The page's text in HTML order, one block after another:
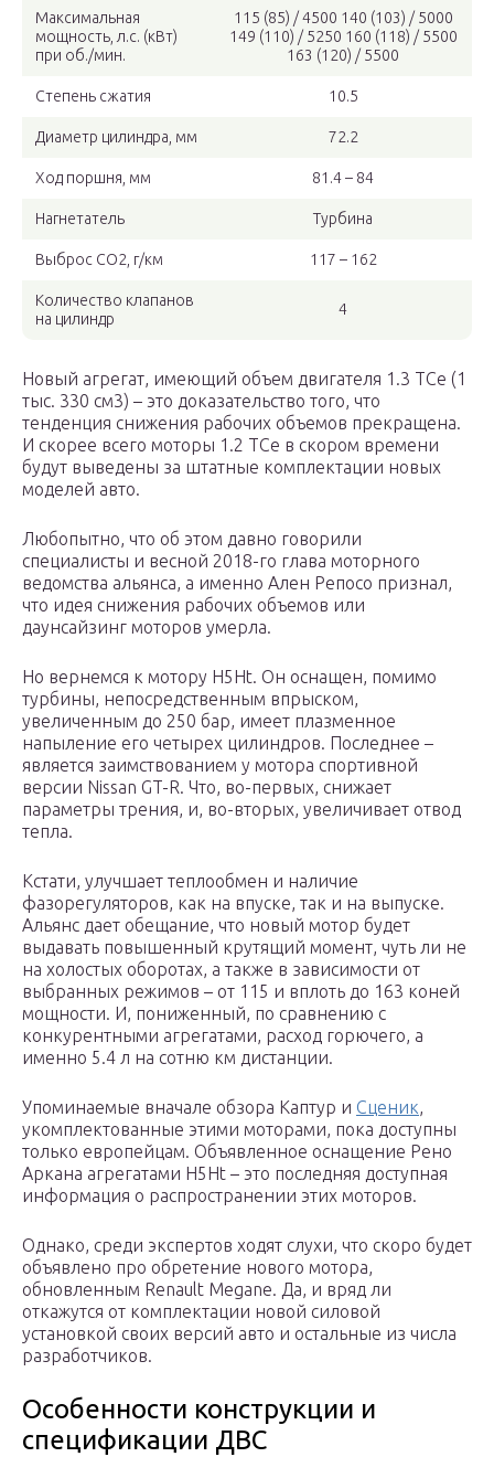
Максимальная
мощность, л.с. (кВт)
при об./мин.
115 (85) / 4500 140 (103) / 5000
149 (110) / 5250 160 (118) / 5500
163 (120) / 5500
Степень сжатия 10.5
Диаметр цилиндра, мм 72.2
Ход поршня, мм 81.4 – 84
Нагнетатель Турбина
Выброс CO2, г/км 117 – 162
Количество клапанов
на цилиндр
4
Новый агрегат, имеющий объем двигателя 1.3 TCe (1
тыс. 330 см3) – это доказательство того, что
тенденция снижения рабочих объемов прекращена.
И скорее всего моторы 1.2 TCe в скором времени
будут выведены за штатные комплектации новых
моделей авто.
Любопытно, что об этом давно говорили
специалисты и весной 2018-го глава моторного
ведомства альянса, а именно Ален Репосо признал,
что идея снижения рабочих объемов или
даунсайзинг моторов умерла.
Но вернемся к мотору H5Ht. Он оснащен, помимо
турбины, непосредственным впрыском,
увеличенным до 250 бар, имеет плазменное
напыление его четырех цилиндров. Последнее –
является заимствованием у мотора спортивной
версии Nissan GT-R. Что, во-первых, снижает
параметры трения, и, во-вторых, увеличивает отвод
тепла.
Кстати, улучшает теплообмен и наличие
фазорегуляторов, как на впуске, так и на выпуске.
Альянс дает обещание, что новый мотор будет
выдавать повышенный крутящий момент, чуть ли не
на холостых оборотах, а также в зависимости от
выбранных режимов – от 115 и вплоть до 163 коней
мощности. И, пониженный, по сравнению с
конкурентными агрегатами, расход горючего, а
именно 5.4 л на сотню км дистанции.
Упоминаемые вначале обзора Каптур и Сценик,
укомплектованные этими моторами, пока доступны
только европейцам. Объявленное оснащение Рено
Аркана агрегатами H5Ht – это последняя доступная
информация о распространении этих моторов.
Однако, среди экспертов ходят слухи, что скоро будет
объявлено про обретение нового мотора,
обновленным Renault Megane. Да, и вряд ли
откажутся от комплектации новой силовой
установкой своих версий авто и остальные из числа
разработчиков.
Особенности конструкции и
спецификации ДВС